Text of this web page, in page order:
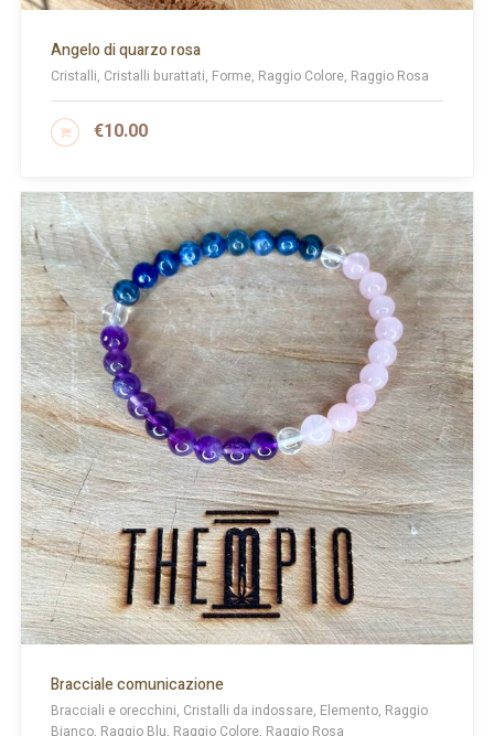
Angelo di quarzo rosa
Cristalli, Cristalli burattati, Forme, Raggio Colore, Raggio Rosa
€10.00
AGGIUNGI AL CARRELLO
Bracciale comunicazione
Bracciali e orecchini, Cristalli da indossare, Elemento, Raggio
Bianco, Raggio Blu, Raggio Colore, Raggio Rosa